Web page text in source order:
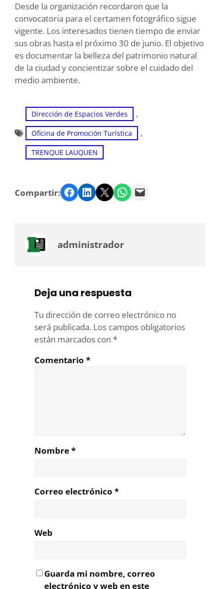
Desde la organización recordaron que la
convocatoria para el certamen fotográfico sigue
vigente. Los interesados tienen tiempo de enviar
sus obras hasta el próximo 30 de junio. El objetivo
es documentar la belleza del patrimonio natural
de la ciudad y concientizar sobre el cuidado del
medio ambiente.
Dirección de Espacios Verdes ,
Oficina de Promoción Turística ,
TRENQUE LAUQUEN
Compartir: Facebook LinkedIn Twitter WhatsApp Email
administrador
Deja una respuesta
Tu dirección de correo electrónico no
será publicada. Los campos obligatorios
están marcados con *
Comentario *
Nombre*
Correo electrónico *
Web
Guarda mi nombre, correo
electrónico y web en este